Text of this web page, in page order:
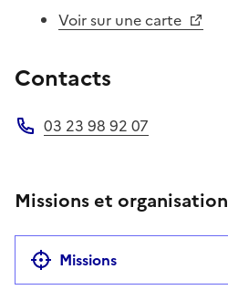
Voir sur une carte
Contacts
03 23 98 92 07
Missions et organisation
Missions